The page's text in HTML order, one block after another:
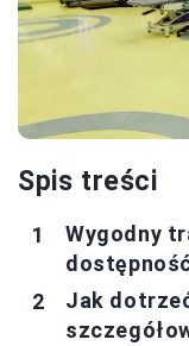
Spis treści
Wygodny
Jak